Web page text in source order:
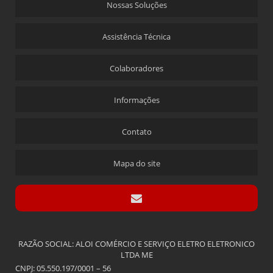
Nossas Soluções
Assistência Técnica
Colaboradores
Informações
Contato
Mapa do site
RAZÃO SOCIAL: ALOI COMÉRCIO E SERVIÇO ELETRO ELETRONICO
LTDA ME
CNPJ: 05.550.197/0001 – 56